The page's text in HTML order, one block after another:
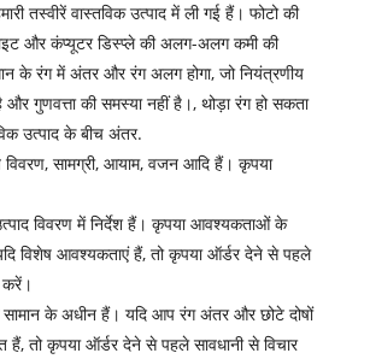
तस्वीरें वास्तविक उत्पाद में ली गई हैं। फोटो की
और कंप्यूटर डिस्प्ले की अलग-अलग कमी की
के रंग में अंतर और रंग अलग होगा, जो नियंत्रणीय
और गुणवत्ता की समस्या नहीं है।, थोड़ा रंग हो सकता
उत्पाद के बीच अंतर.
विवरण, सामग्री, आयाम, वजन आदि हैं। कृपया
विवरण में निर्देश हैं। कृपया आवश्यकताओं के
विशेष आवश्यकताएं हैं, तो कृपया ऑर्डर देने से पहले
करें।
सामान के अधीन हैं। यदि आप रंग अंतर और छोटे दोषों
हैं, तो कृपया ऑर्डर देने से पहले सावधानी से विचार